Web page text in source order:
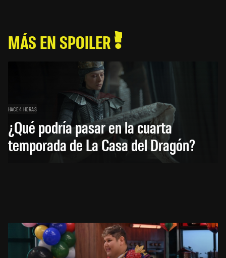
MÁS EN SPOILER
HACE 4 HORAS
¿Qué podría pasar en la cuarta
temporada de La Casa del Dragón?